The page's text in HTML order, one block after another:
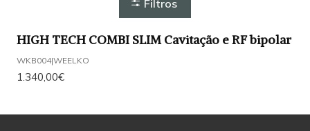
Filtros
HIGH TECH COMBI SLIM Cavitação e RF bipolar
WKB004|WEELKO
1.340,00€